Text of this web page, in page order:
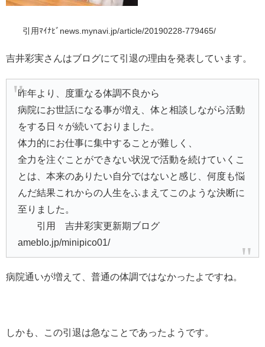
引用ﾏｲﾅﾋﾞnews.mynavi.jp/article/20190228-779465/
吉井彩実さんはブログにて引退の理由を発表しています。
昨年より、度重なる体調不良から
病院にお世話になる事が増え、体と相談しながら活動
をする日々が続いておりました。
体力的にお仕事に集中することが難しく、
全力を注ぐことができない状況で活動を続けていくこ
とは、本来のありたい自分ではないと感じ、何度も悩
んだ結果これからの人生をふまえてこのような決断に
至りました。
引用吉井彩実更新期ブログ
ameblo.jp/minipico01/
病院通いが増えて、普通の体調ではなかったよですね。
しかも、この引退は急なことであったようです。